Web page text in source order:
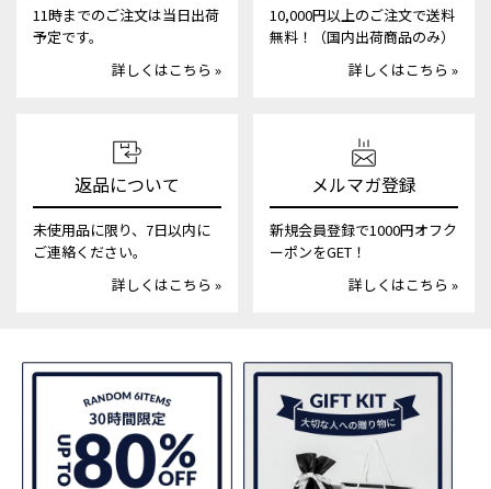
11時までのご注文は当日出荷
予定です。
詳しくはこちら »
10,000円以上のご注文で送料
無料！（国内出荷商品のみ）
詳しくはこちら »
返品について
未使用品に限り、7日以内に
ご連絡ください。
詳しくはこちら »
メルマガ登録
新規会員登録で1000円オフク
ーポンをGET！
詳しくはこちら »